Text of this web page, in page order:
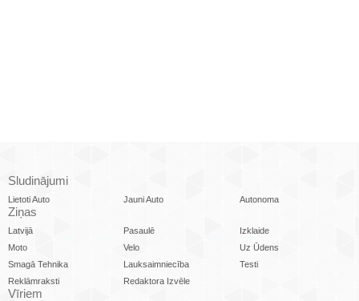
Sludinājumi
Lietoti Auto Jauni Auto Autonoma
Ziņas
Latvijā Pasaulē
Izklaide
Moto
Velo
Uz Ūdens
Smagā Tehnika
Lauksaimniecība
Testi
Reklāmraksti
Redaktora Izvēle
Vīriem